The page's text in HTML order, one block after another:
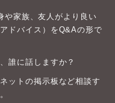
や家族、友人がより良い
ドバイス）をQ&Aの形で
誰に話しますか？
ットの掲示板など相談す